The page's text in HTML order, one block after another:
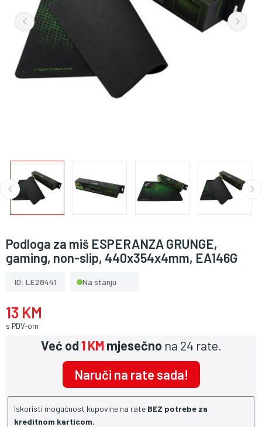
Podloga za miš ESPERANZA GRUNGE,
gaming, non-slip, 440x354x4mm, EA146G
ID: LE28441 Na stanju
13 KM
s PDV-om
Već od1 KM mjesečno na 24 rate.
Naruči na rate sada!
Iskoristi mogućnost kupovine na rate BEZ potrebe za
kreditnom karticom.